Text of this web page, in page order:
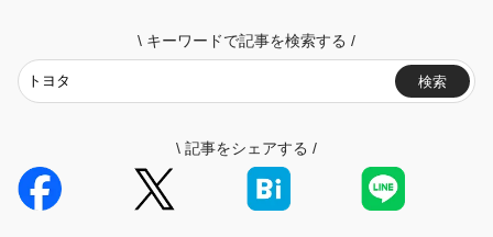
\ キーワードで記事を検索する /
検索
\ 記事をシェアする /